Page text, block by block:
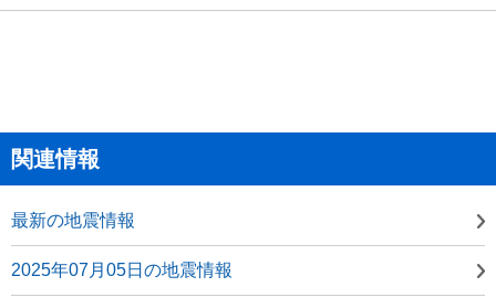
関連情報
最新の地震情報
2025年07月05日の地震情報